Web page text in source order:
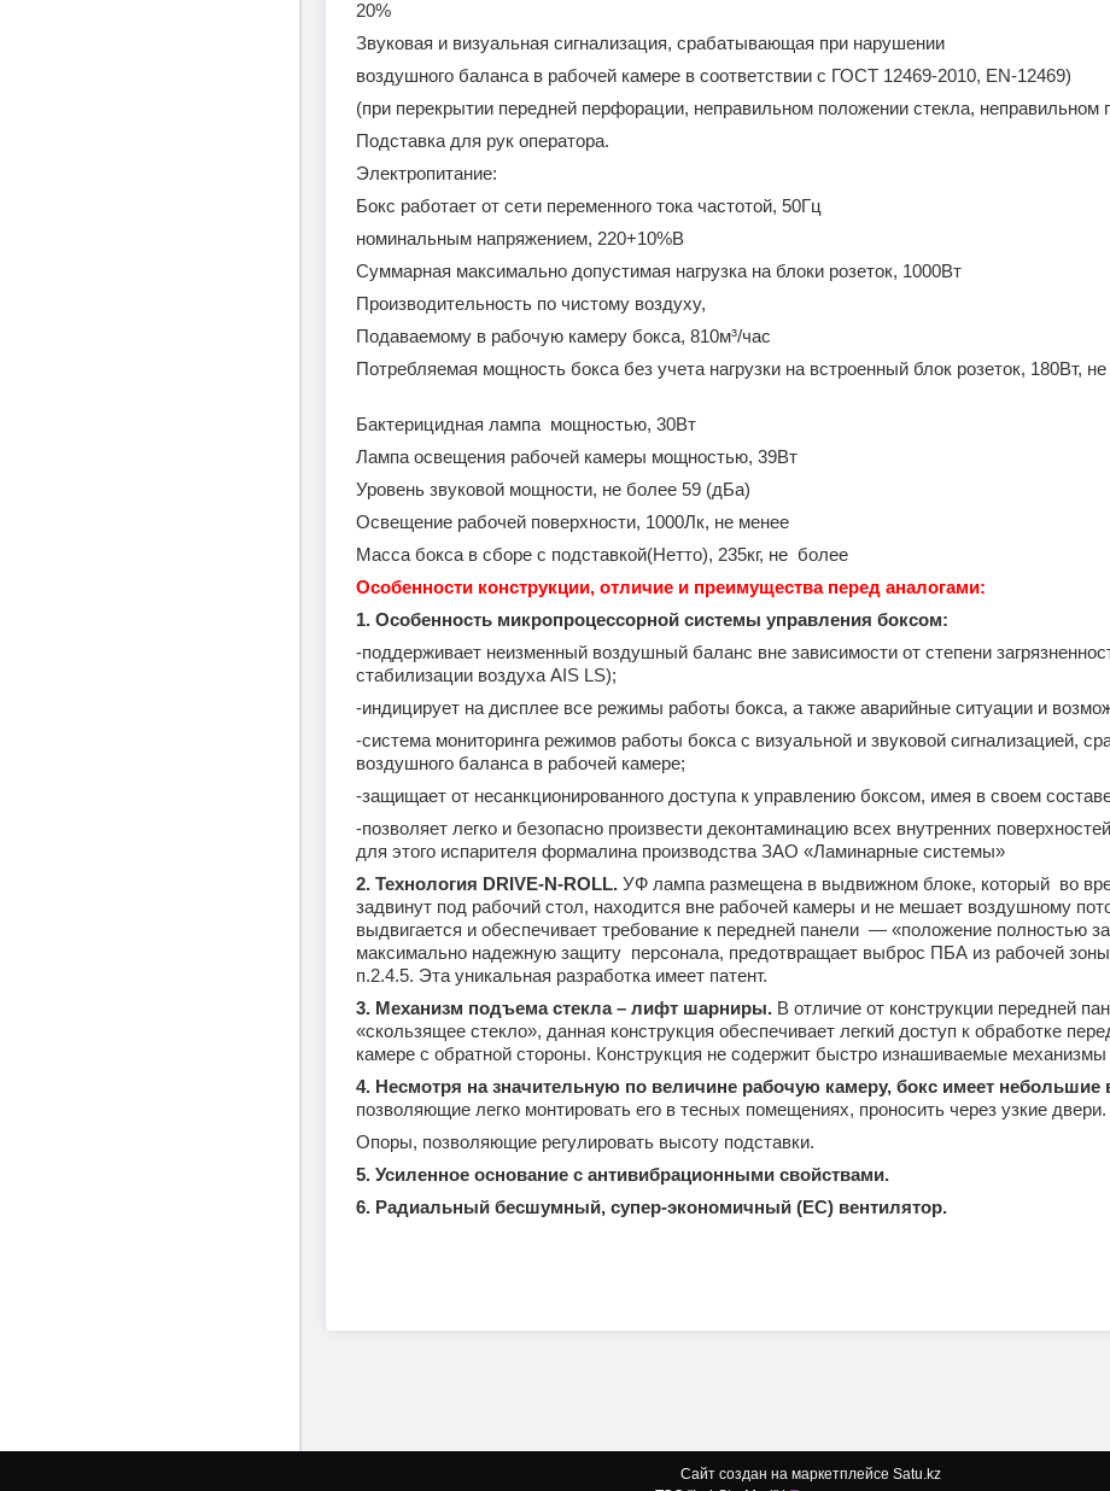
20%
Звуковая и визуальная сигнализация, срабатывающая при нарушении
воздушного баланса в рабочей камере в соответствии с ГОСТ 12469-2010, EN-12469)
(при перекрытии передней перфорации, неправильном положении стекла, неправильном
Подставка для рук оператора.
Электропитание:
Бокс работает от сети переменного тока частотой,
номинальным напряжением,
Суммарная максимально допустимая нагрузка на блоки розеток, 1000Вт
Производительность по чистому воздуху,
Подаваемому в рабочую камеру бокса, 810м³/час
Потребляемая мощность бокса без учета нагрузки на встроенный блок розеток,
Бактерицидная лампа мощностью, 30Вт
Лампа освещения рабочей камеры мощностью, 39Вт
Уровень звуковой мощности, не более 59 (дБа)
Освещение рабочей поверхности, 1000Лк, не менее
Масса бокса в сборе с подставкой(Нетто), 235кг, не более
Особенности конструкции, отличие и преимущества перед аналогами:
1. Особенность микропроцессорной системы управления боксом:
-поддерживает неизменный воздушный баланс вне зависимости от степени
стабилизации воздуха AIS LS);
-индицирует на дисплее все режимы работы бокса, а также аварийные ситуации и
-система мониторинга режимов работы бокса с визуальной и звуковой сигнализацией,
воздушного баланса в рабочей камере;
-защищает от несанкционированного доступа к управлению боксом, имея в своем
-позволяет легко и безопасно произвести деконтаминацию всех внутренних
для этого испарителя формалина производства ЗАО «Ламинарные системы»
2. Технология DRIVE-N-ROLL. УФ лампа размещена в выдвижном блоке, который во
задвинут под рабочий стол, находится вне рабочей камеры и не мешает воздушному
выдвигается и обеспечивает требование к передней панели ― «положение полностью
максимально надежную защиту персонала, предотвращает выброс ПБА из рабочей
п.2.4.5. Эта уникальная разработка имеет патент.
3. Механизм подъема стекла – лифт шарниры. В отличие от конструкции передней
«скользящее стекло», данная конструкция обеспечивает легкий доступ к обработке
камере с обратной стороны. Конструкция не содержит быстро изнашиваемые механизмы
4. Несмотря на значительную по величине рабочую камеру, бокс имеет небольшие
позволяющие легко монтировать его в тесных помещениях, проносить через узкие двери.
Опоры, позволяющие регулировать высоту подставки.
5. Усиленное основание с антивибрационными свойствами.
6. Радиальный бесшумный, супер-экономичный (ЕС) вентилятор.
Сайт создан на маркетплейсе Satu.kz